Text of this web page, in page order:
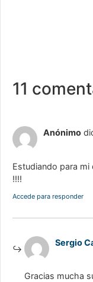
11
Anónimo
Estudiando para mi
!!!!
Accede para responder
Sergio
Gracias mucha